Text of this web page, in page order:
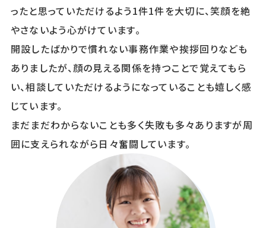
ったと思っていただけるよう1件1件を大切に、笑顔を絶
やさないよう心がけています。
開設したばかりで慣れない事務作業や挨拶回りなども
ありましたが、顔の見える関係を持つことで覚えてもら
い、相談していただけるようになっていることも嬉しく感
じています。
まだまだわからないことも多く失敗も多々ありますが周
囲に支えられながら日々奮闘しています。